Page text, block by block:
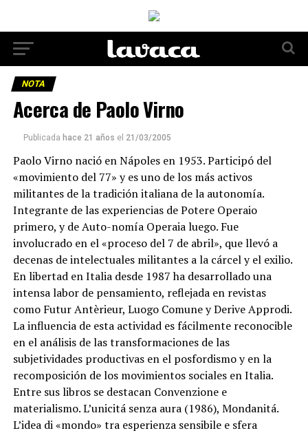
NOTA
Acerca de Paolo Virno
Publicada hace 21 años el 21/03/2005
Paolo Virno nació en Nápoles en 1953. Participó del
«movimiento del 77» y es uno de los más activos
militantes de la tradición italiana de la autonomía.
Integrante de las experiencias de Potere Operaio
primero, y de Auto-nomía Operaia luego. Fue
involucrado en el «proceso del 7 de abril», que llevó a
decenas de intelectuales militantes a la cárcel y el exilio.
En libertad en Italia desde 1987 ha desarrollado una
intensa labor de pensamiento, reflejada en revistas
como Futur Antèrieur, Luogo Comune y Derive Approdi.
La influencia de esta actividad es fácilmente reconocible
en el análisis de las transformaciones de las
subjetividades productivas en el posfordismo y en la
recomposición de los movimientos sociales en Italia.
Entre sus libros se destacan Convenzione e
materialismo. L’unicitá senza aura (1986), Mondanitá.
L’idea di «mondo» tra esperienza sensibile e sfera